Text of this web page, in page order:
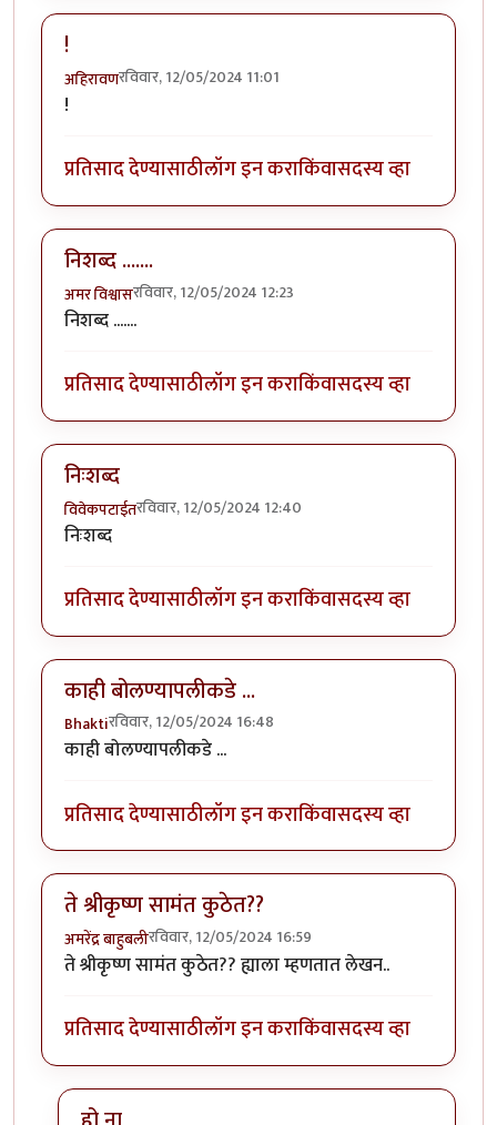
!
अहिरावणरविवार, 12/05/2024 11:01
!
प्रतिसाद देण्यासाठीलॉग इन कराकिंवासदस्य व्हा
निशब्द .......
अमर विश्वासरविवार, 12/05/2024 12:23
निशब्द .......
प्रतिसाद देण्यासाठीलॉग इन कराकिंवासदस्य व्हा
निःशब्द
विवेकपटाईतरविवार, 12/05/2024 12:40
निःशब्द
प्रतिसाद देण्यासाठीलॉग इन कराकिंवासदस्य व्हा
काही बोलण्यापलीकडे ...
Bhaktiरविवार, 12/05/2024 16:48
काही बोलण्यापलीकडे ...
प्रतिसाद देण्यासाठीलॉग इन कराकिंवासदस्य व्हा
ते श्रीकृष्ण सामंत कुठेत??
अमरेंद्र बाहुबलीरविवार, 12/05/2024 16:59
ते श्रीकृष्ण सामंत कुठेत?? ह्याला म्हणतात लेखन..
प्रतिसाद देण्यासाठीलॉग इन कराकिंवासदस्य व्हा